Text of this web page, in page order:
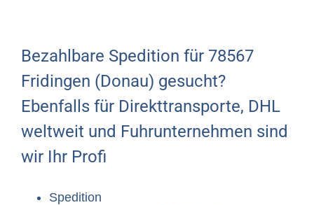
Bezahlbare Spedition für 78567
Fridingen (Donau) gesucht?
Ebenfalls für Direkttransporte, DHL
weltweit und Fuhrunternehmen sind
wir Ihr Profi
Spedition